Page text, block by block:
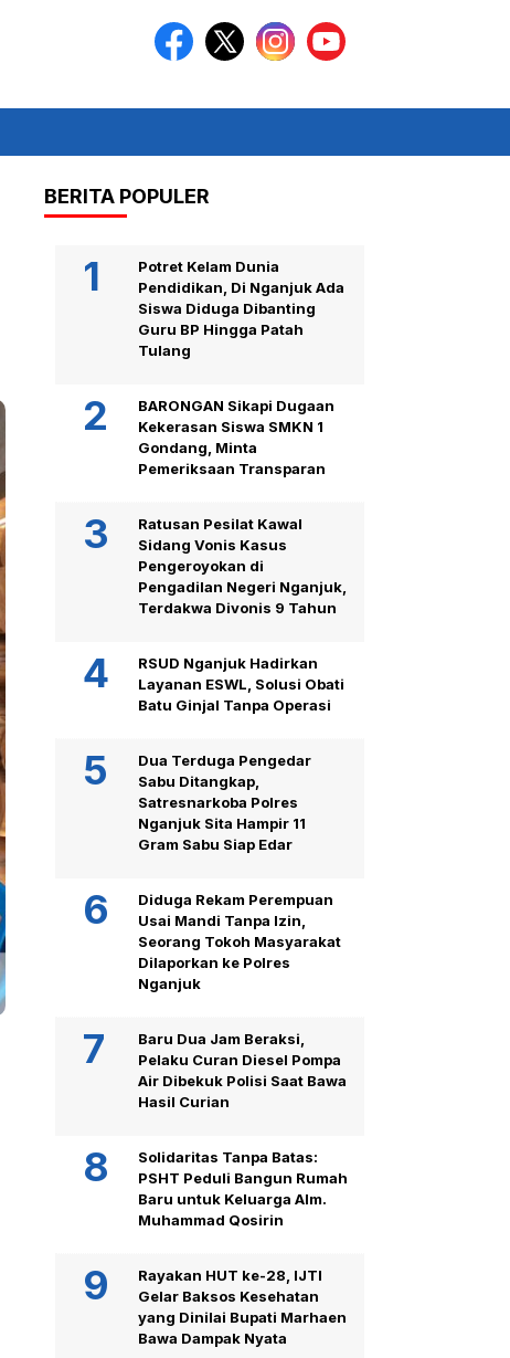
BERITA POPULER
Potret Kelam Dunia
Pendidikan, Di Nganjuk Ada
Siswa Diduga Dibanting
Guru BP Hingga Patah
Tulang
BARONGAN Sikapi Dugaan
Kekerasan Siswa SMKN 1
Gondang, Minta
Pemeriksaan Transparan
Ratusan Pesilat Kawal
Sidang Vonis Kasus
Pengeroyokan di
Pengadilan Negeri Nganjuk,
Terdakwa Divonis 9 Tahun
RSUD Nganjuk Hadirkan
Layanan ESWL, Solusi Obati
Batu Ginjal Tanpa Operasi
Dua Terduga Pengedar
Sabu Ditangkap,
Satresnarkoba Polres
Nganjuk Sita Hampir 11
Gram Sabu Siap Edar
Diduga Rekam Perempuan
Usai Mandi Tanpa Izin,
Seorang Tokoh Masyarakat
Dilaporkan ke Polres
Nganjuk
Baru Dua Jam Beraksi,
Pelaku Curan Diesel Pompa
Air Dibekuk Polisi Saat Bawa
Hasil Curian
Solidaritas Tanpa Batas:
PSHT Peduli Bangun Rumah
Baru untuk Keluarga Alm.
Muhammad Qosirin
Rayakan HUT ke-28, IJTI
Gelar Baksos Kesehatan
yang Dinilai Bupati Marhaen
Bawa Dampak Nyata